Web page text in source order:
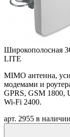
Широкополосная
LITE
MIMO антенна,
модемами и
GPRS, GSM 1800,
Wi-Fi 2400.
арт. 2955 в наличии